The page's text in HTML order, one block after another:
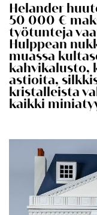
Helander
50 000 €
työtunteja
Hulppean
muassa
kahvikalusto,
astioita,
kristalleista
kaikki